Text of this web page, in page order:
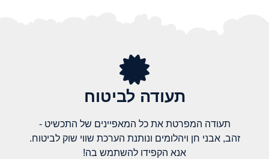
תעודה לביטוח
תעודה המפרטת את כל המאפיינים של התכשיט -
זהב, אבני חן ויהלומים ונותנת הערכת שווי שוק לביטוח.
אנא הקפידו להשתמש בה!